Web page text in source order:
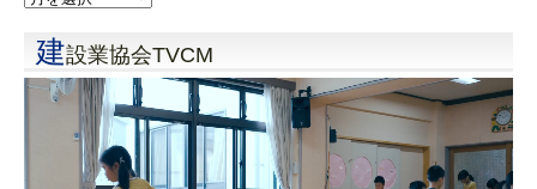
建設業協会TVCM